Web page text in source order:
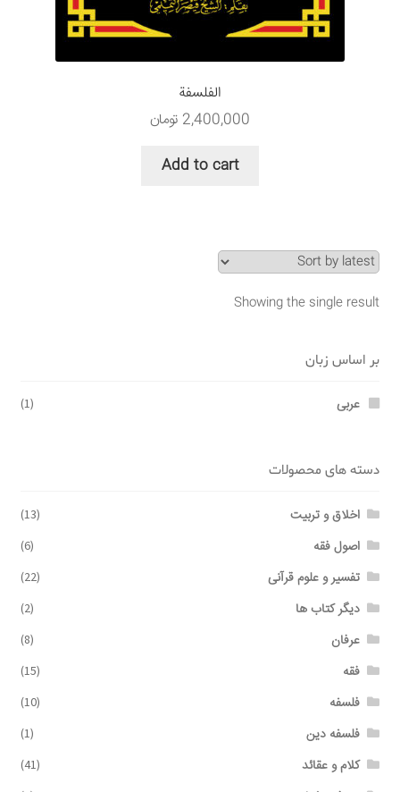
سبد خرید
قوانین و مقررات
الفلسفة
2,400,000 تومان
Add to cart
Showing the single result
بر اساس زبان
عربی (1)
دسته های محصولات
اخلاق و تربیت (13)
اصول فقه (6)
تفسیر و علوم قرآنی (22)
دیگر کتاب ها (2)
عرفان (8)
فقه (15)
فلسفه (10)
فلسفه دین (1)
کلام و عقائد (41)